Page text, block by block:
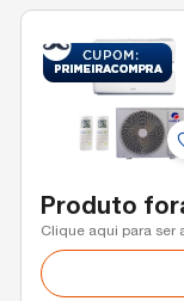
Produto
Clique aqui para ser